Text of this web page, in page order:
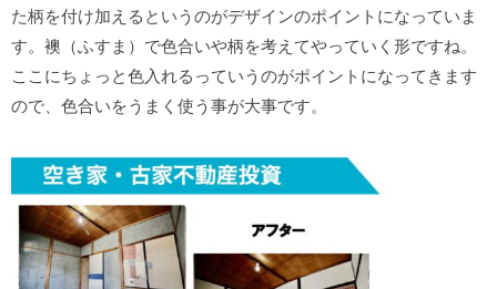
た柄を付け加えるというのがデザインのポイントになっていま
す。襖（ふすま）で色合いや柄を考えてやっていく形ですね。
ここにちょっと色入れるっていうのがポイントになってきます
ので、色合いをうまく使う事が大事です。